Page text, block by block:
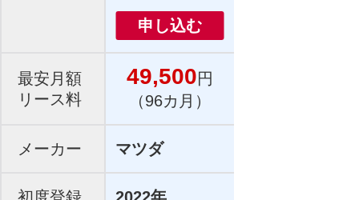
申し込む
最安月額
リース料
49,500円
（96カ月）
メーカー マツダ